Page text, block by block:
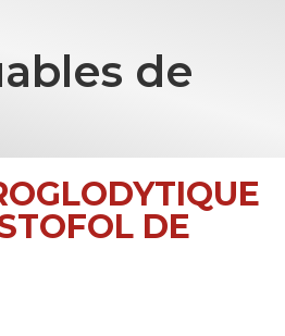
de
DE